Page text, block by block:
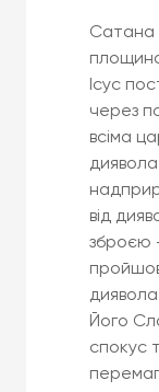
Сатана
Ісус
через
всіма
від
зброєю
Його
спокус